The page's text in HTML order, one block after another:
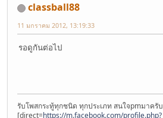
classball88
11 มกราคม 2012, 13:19:33
รอดูกันต่อไป
รับโพสกระทู้ทุกชนิด ทุกประเภท สนใจpmมาครับ
[direct=https://m.facebook.com/profile.php?